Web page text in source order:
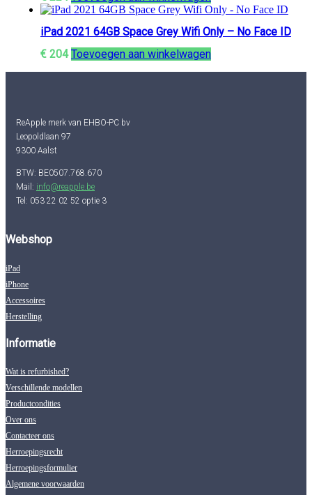
iPad 2021 64GB Space Grey Wifi Only – No Face ID
€ 204 Toevoegen aan winkelwagen
ReApple merk van EHBO-PC bv
Leopoldlaan 97
9300 Aalst
BTW: BE0507.768.670
Mail: info@reapple.be
Tel: 053 22 02 52 optie 3
Webshop
iPad
iPhone
Accessoires
Herstelling
Informatie
Wat is refurbished?
Verschillende modellen
Productcondities
Over ons
Contacteer ons
Herroepingsrecht
Herroepingsformulier
Algemene voorwaarden